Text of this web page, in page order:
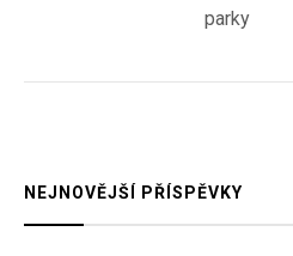
parky
NEJNOVĚJŠÍ PŘÍSPĚVKY